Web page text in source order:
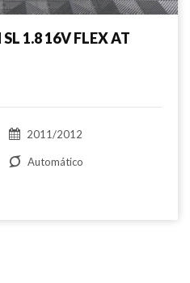
1.8 16V FLEX AT
2011/2012
Automático